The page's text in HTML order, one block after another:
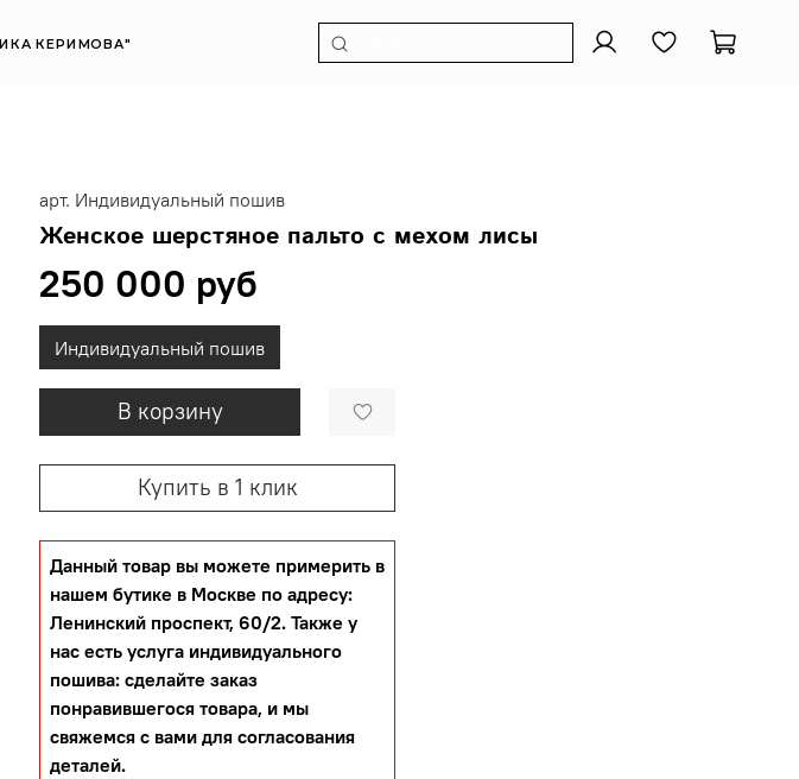
КЕРИМОВА"
арт. Индивидуальный пошив
Женское шерстяное пальто с мехом лисы
250 000 руб
В корзину
Купить в 1 клик
Данный товар вы можете примерить в
нашем бутике в Москве по адресу:
Ленинский проспект, 60/2. Также у
нас есть услуга индивидуального
пошива: сделайте заказ
понравившегося товара, и мы
свяжемся с вами для согласования
деталей.
Индивидуальный пошив